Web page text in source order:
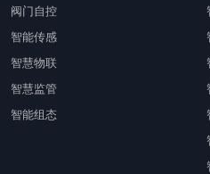
阀门自控
智能传感
智慧物联
智慧监管
智能组态